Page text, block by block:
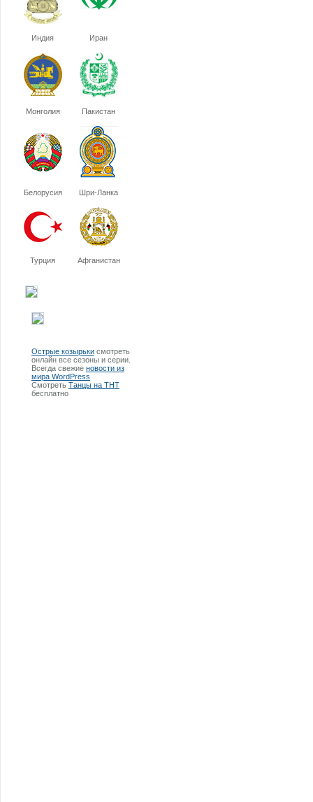
Индия Иран
Монголия Пакистан
Белорусия Шри-Ланка
Турция Афганистан
Острые козырьки смотреть
онлайн все сезоны и серии.
Всегда свежие новости из
мира WordPress
Смотреть Танцы на ТНТ
бесплатно